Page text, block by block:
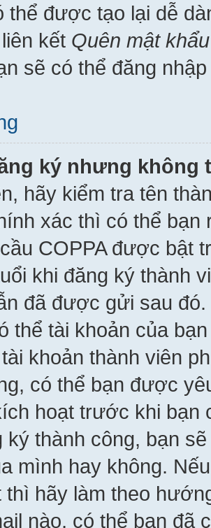
thể được tạo lại dễ
kết Quên mật khẩu
sẽ có thể đăng
ký nhưng không
hãy kiểm tra tên
xác thì có thể
COPPA được bật
khi đăng ký thành
đã được gửi sau
thể tài khoản của
khoản thành viên
có thể bạn được
hoạt trước khi bạn
ký thành công, bạn
mình hay không.
thì hãy làm theo
nào, có thể bạn đã